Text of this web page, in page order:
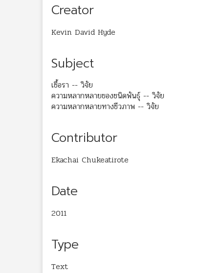
Creator
Kevin David Hyde
Subject
เชื้อรา -- วิจัย
ความหลากหลายของชนิดพันธุ์ -- วิจัย
ความหลากหลายทางชีวภาพ -- วิจัย
Contributor
Ekachai Chukeatirote
Date
2011
Type
Text